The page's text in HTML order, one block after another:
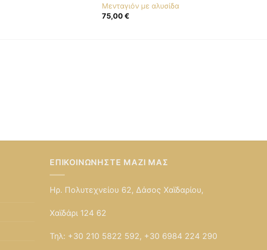
Μενταγιόν με αλυσίδα
75,00€
ΕΠΙΚΟΙΝΩΝΉΣΤΕ ΜΑΖΊ ΜΑΣ
Ηρ. Πολυτεχνείου 62, Δάσος Χαϊδαρίου,
Χαϊδάρι 124 62
Τηλ: +30 210 5822 592, +30 6984 224 290